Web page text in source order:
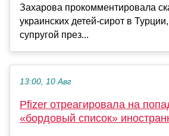
Захарова прокомментировала
украинских детей-сирот в
супругой през...
13:00, 10 Авг
Pfizer отреагировала на
«бордовый список»